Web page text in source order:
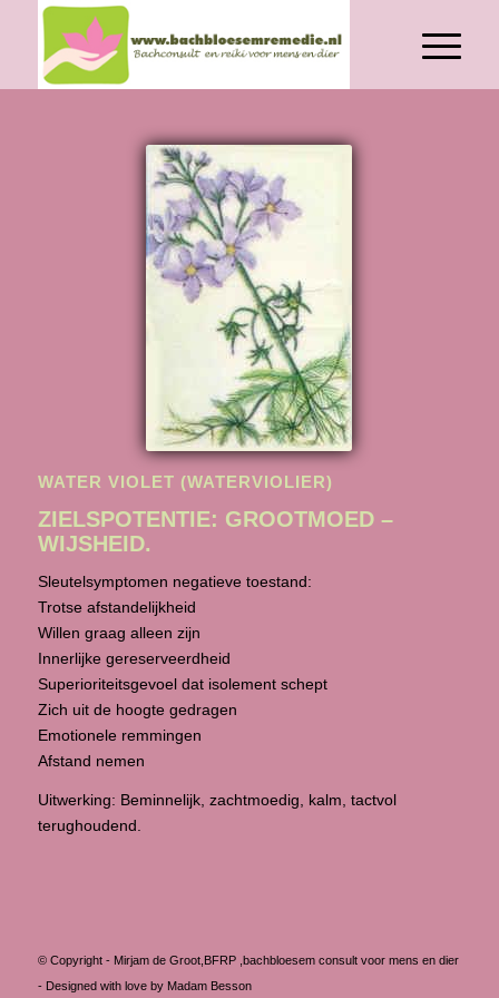
WATER VIOLET (WATERVIOLIER)
ZIELSPOTENTIE: GROOTMOED –
WIJSHEID.
Sleutelsymptomen negatieve toestand:
Trotse afstandelijkheid
Willen graag alleen zijn
Innerlijke gereserveerdheid
Superioriteitsgevoel dat isolement schept
Zich uit de hoogte gedragen
Emotionele remmingen
Afstand nemen
Uitwerking: Beminnelijk, zachtmoedig, kalm, tactvol
terughoudend.
© Copyright - Mirjam de Groot,BFRP ,bachbloesem consult voor mens en dier
- Designed with love by Madam Besson